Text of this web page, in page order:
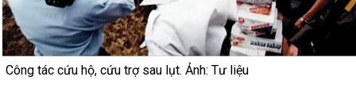
Công tác cứu hộ, cứu trợ sau lụt. Ảnh: Tư liệu